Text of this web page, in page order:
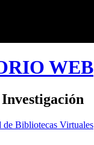
WEB
Bibliotecas Virtuales